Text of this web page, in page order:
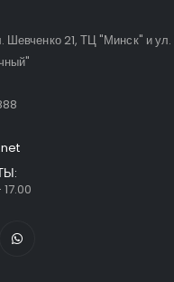
Шевченко 21, ТЦ "Минск" и